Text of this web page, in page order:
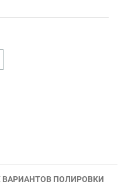
ВАРИАНТОВ ПОЛИРОВКИ